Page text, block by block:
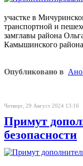
участке в
транспортной и
замглавы района
Камышинского
Опубликовано в
Четверг, 29 Август 2024 13:16
Примут
безопасности